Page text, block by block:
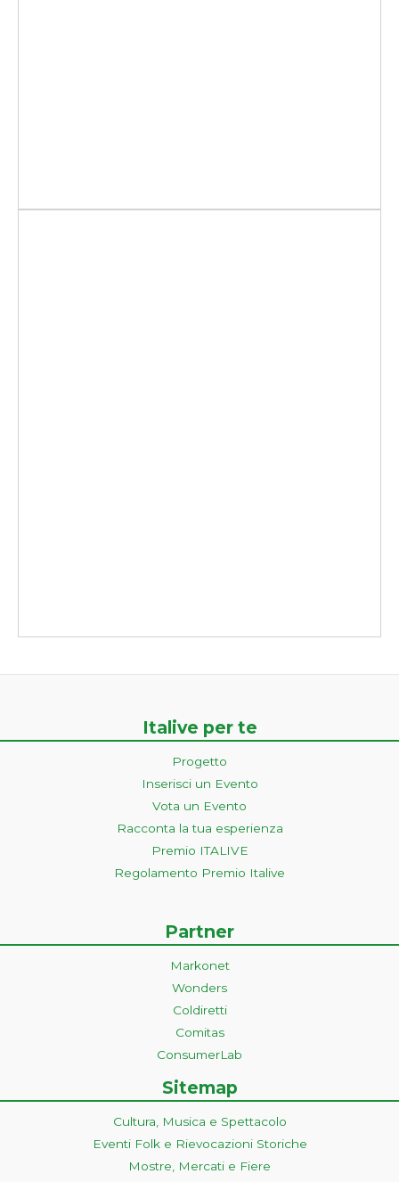
Italive per te
Progetto
Inserisci un Evento
Vota un Evento
Racconta la tua esperienza
Premio ITALIVE
Regolamento Premio Italive
Partner
Markonet
Wonders
Coldiretti
Comitas
ConsumerLab
Sitemap
Cultura, Musica e Spettacolo
Eventi Folk e Rievocazioni Storiche
Mostre, Mercati e Fiere